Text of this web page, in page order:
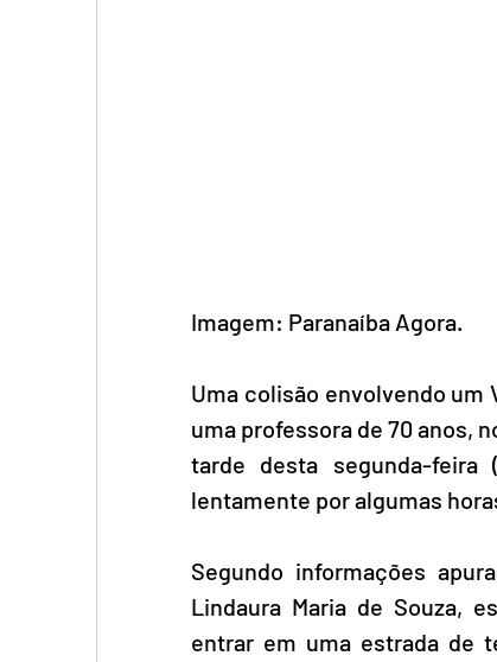
Imagem: Paranaíba Agora.
Uma colisão envolvendo um
uma professora de 70 anos,
tarde desta segunda-
lentamente por algumas
Segundo informações
Lindaura Maria de Souza,
entrar em uma estrada de